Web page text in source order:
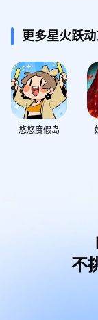
更多星火跃
悠悠度假岛
不